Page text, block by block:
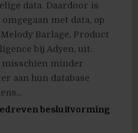
data. Daardoor is
met data, op
Barlage, Product
bij Adyen, uit.
misschien minder
aan hun database
besluitvorming